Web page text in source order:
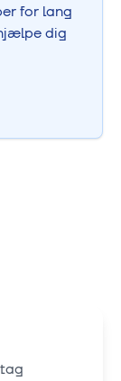
for lang
dig